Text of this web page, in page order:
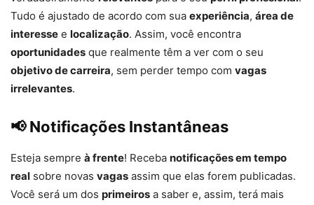
Tudo é ajustado de acordo com sua experiência, área de
interesse e localização. Assim, você encontra
oportunidades que realmente têm a ver com o seu
objetivo de carreira, sem perder tempo com vagas
irrelevantes.
📢Notificações Instantâneas
Esteja sempre à frente! Receba notificações em tempo
real sobre novas vagas assim que elas forem publicadas.
Você será um dos primeiros a saber e, assim, terá mais